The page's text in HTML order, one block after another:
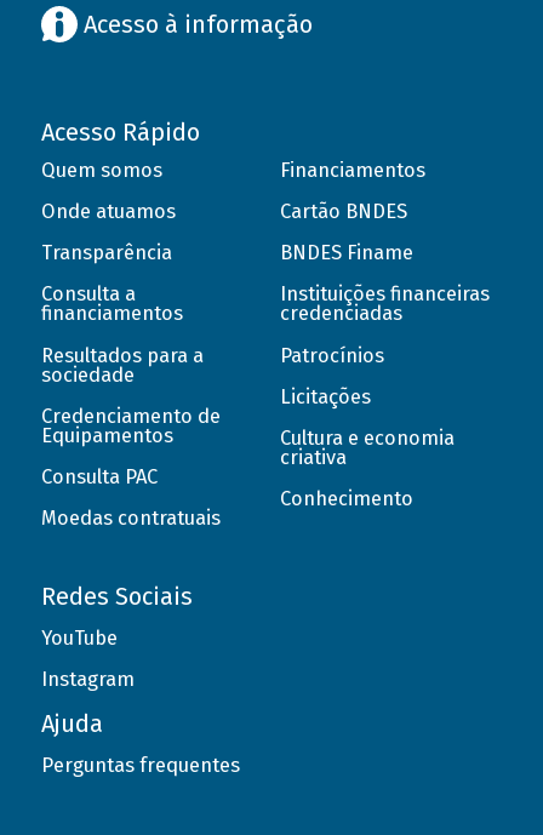
Acesso à informação
Acesso Rápido
Quem somos
Onde atuamos
Transparência
Consulta a
financiamentos
Resultados para a
sociedade
Credenciamento de
Equipamentos
Consulta PAC
Moedas contratuais
Financiamentos
Cartão BNDES
BNDES Finame
Instituições financeiras
credenciadas
Patrocínios
Licitações
Cultura e economia
criativa
Conhecimento
Redes Sociais
YouTube
Instagram
Ajuda
Perguntas frequentes